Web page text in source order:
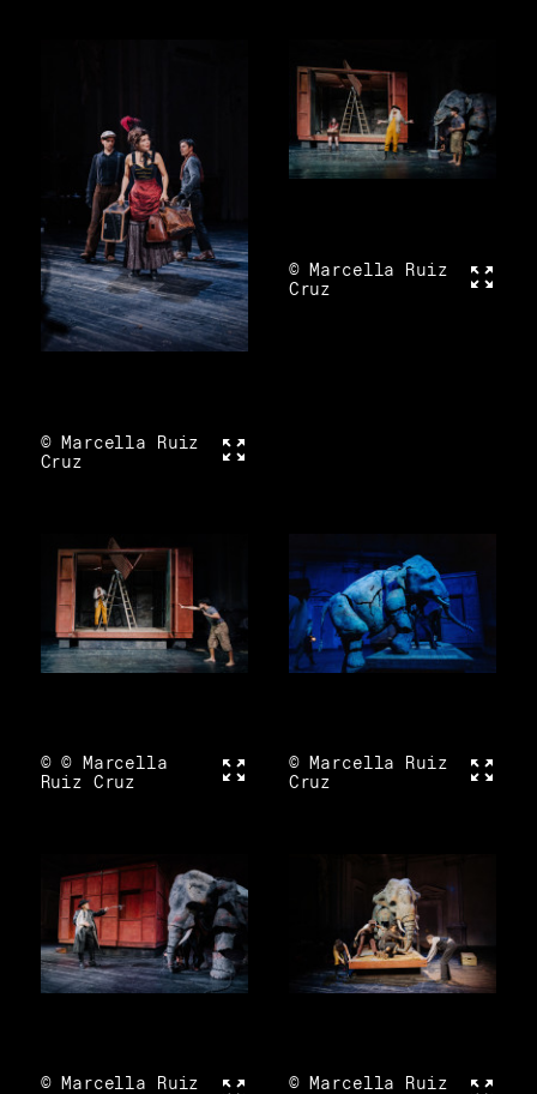
Vollbild
© Marcella Ruiz
Cruz
© Marcella Ruiz
Cruz
Vollbild
© © Marcella
Ruiz Cruz
© Marcella Ruiz
Cruz
Vollbild
© Marcella Ruiz
© Marcella Ruiz